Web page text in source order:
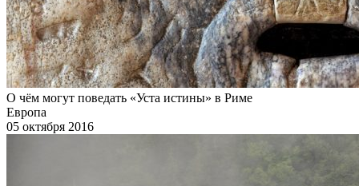
О чём могут поведать «Уста истины» в Риме
Европа
05 октября 2016